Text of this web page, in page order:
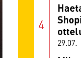
29.07.